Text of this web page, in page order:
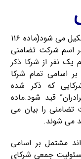
شرکت تضامنی”تحت اسم مخصوصی”تشکیل می شود(ماده ۱۱۶
تجارت:”در اسم شرکت تضامنی
یک نفر از شرکا ذکر
اسامی تمام شرکا
که ذکر شده
قید شود.ماده
تضامنی را بیان می
می شوند.
مشتمل بر اسامی
جمعی شرکای